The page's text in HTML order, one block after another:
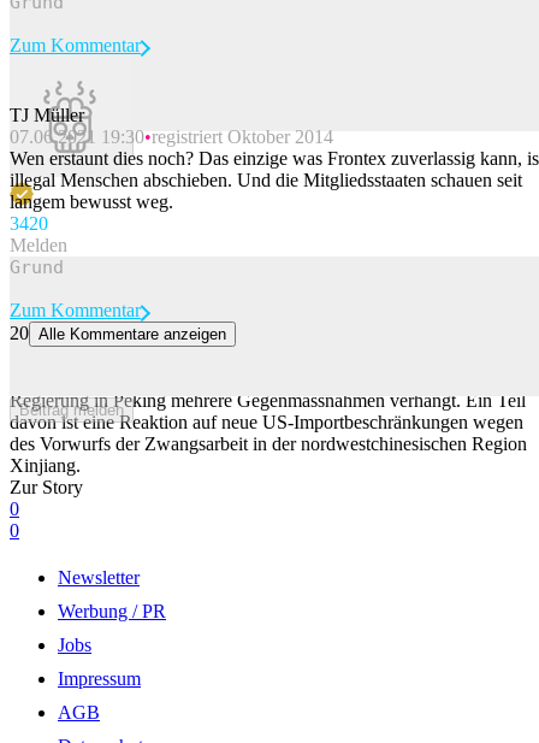
Beitrag melden
Zum Kommentar
TJ Müller
07.06.2021 19:30 registriert Oktober 2014
Wen erstaunt dies noch? Das einzige was Frontex zuverlassig kann,
illegal Menschen abschieben. Und die Mitgliedsstaaten schauen seit
langem bewusst weg.
3420
Melden
Beitrag melden
Zum Kommentar
20 Alle Kommentare anzeigen
Regierung in Peking mehrere Gegenmassnahmen verhängt. Ein Teil
davon ist eine Reaktion auf neue US-Importbeschränkungen wegen
des Vorwurfs der Zwangsarbeit in der nordwestchinesischen Region
Xinjiang.
Zur Story
0
0
Newsletter
Werbung / PR
Jobs
Impressum
AGB